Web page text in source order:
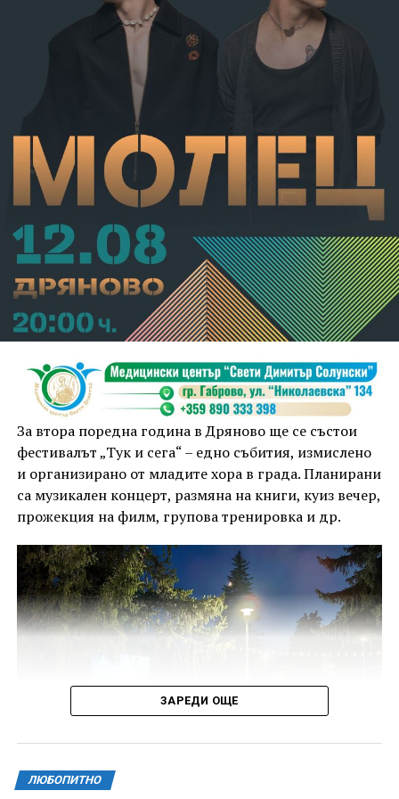
С постановление на Районна прокуратура-Габрово
В.А. е бил задържан за срок до 72 часа, а с
определение на Районен съд-Габрово спрямо него е
взета мярка за неотклонение „домашен арест“.
Съдебният акт е окончателен.
За втора поредна година в Дряново ще се състои
фестивалът „Тук и сега“ – едно събития, измислено
и организирано от младите хора в града. Планирани
са музикален концерт, размяна на книги, куиз вечер,
прожекция на филм, групова тренировка и др.
ЗАРЕДИ ОЩЕ
ЛЮБОПИТНО